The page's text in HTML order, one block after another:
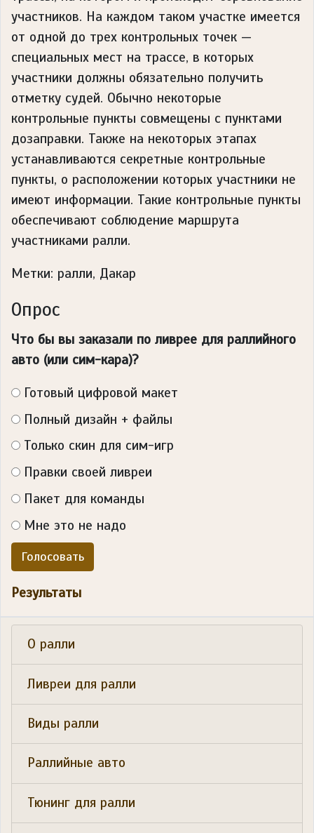
участников. На каждом таком участке имеется
от одной до трех контрольных точек —
специальных мест на трассе, в которых
участники должны обязательно получить
отметку судей. Обычно некоторые
контрольные пункты совмещены с пунктами
дозаправки. Также на некоторых этапах
устанавливаются секретные контрольные
пункты, о расположении которых участники не
имеют информации. Такие контрольные пункты
обеспечивают соблюдение маршрута
участниками ралли.
Метки: ралли, Дакар
Опрос
Что бы вы заказали по ливрее для раллийного
авто (или сим-кара)?
Готовый цифровой макет
Полный дизайн + файлы
Только скин для сим-игр
Правки своей ливреи
Пакет для команды
Мне это не надо
Голосовать
Результаты
О ралли
Ливреи для ралли
Виды ралли
Раллийные авто
Тюнинг для ралли